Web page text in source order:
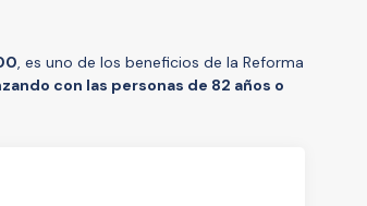
, es uno de los beneficios de la Reforma
con las personas de 82 años o